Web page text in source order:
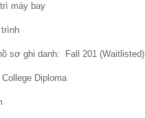
máy bay
sơ ghi danh: Fall 201 (Waitlisted)
Diploma